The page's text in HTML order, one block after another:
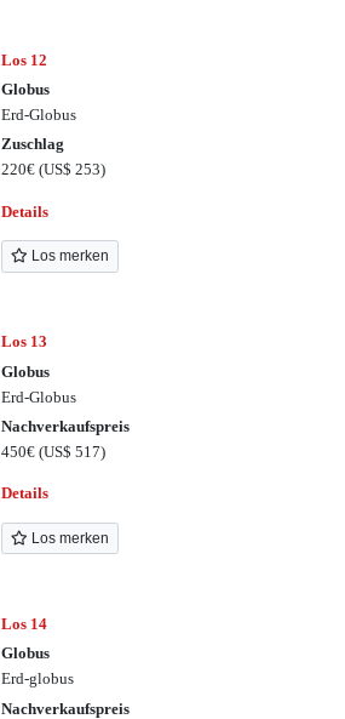
Los 12
Globus
Erd-Globus
Zuschlag
220€(US$ 253)
Details
Los merken
Los 13
Globus
Erd-Globus
Nachverkaufspreis
450€(US$ 517)
Details
Los merken
Los 14
Globus
Erd-globus
Nachverkaufspreis